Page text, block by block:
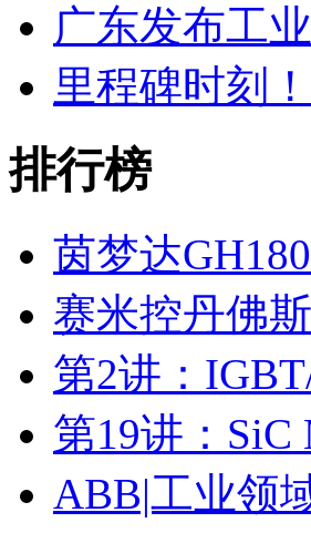
广东发布工
里程碑时刻
排行榜
茵梦达
赛米控丹佛
第2讲：
第19讲：SiC
ABB|工业领